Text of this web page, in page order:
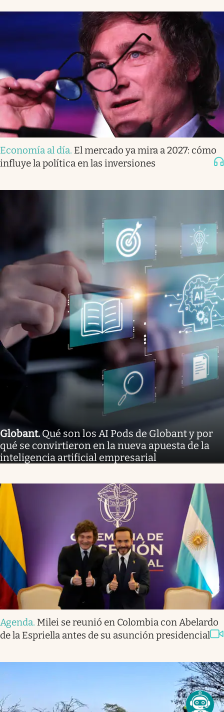
Economía al día. El mercado ya mira a 2027: cómo
influye la política en las inversiones
Globant.Qué son los AI Pods de Globant y por
qué se convirtieron en la nueva apuesta de la
inteligencia artificial empresarial
Agenda. Milei se reunió en Colombia con Abelardo
de la Espriella antes de su asunción presidencial